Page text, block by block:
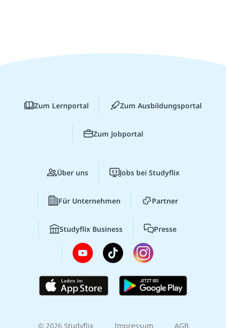
Zum Lernportal Zum Ausbildungsportal
Zum Jobportal
Über uns Jobs bei Studyflix
Für Unternehmen Partner
Studyflix Business Presse
© 2026 Studyflix Impressum AGB